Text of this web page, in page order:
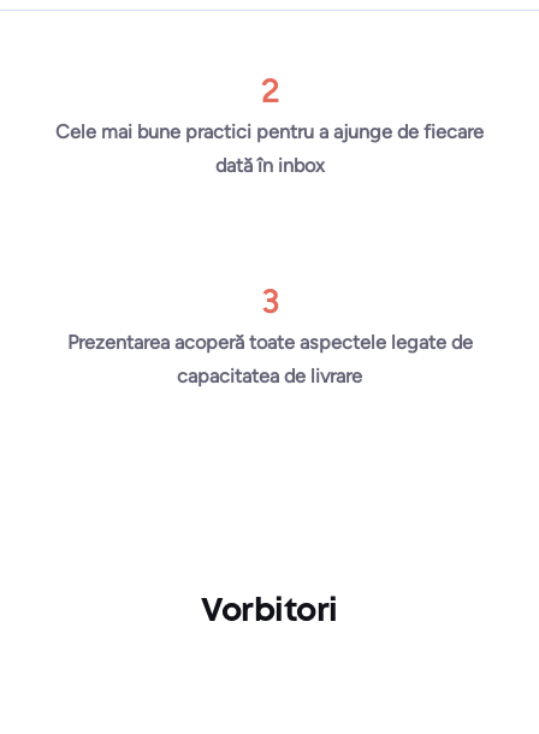
2
Cele mai bune practici pentru a ajunge de fiecare
dată în inbox
3
Prezentarea acoperă toate aspectele legate de
capacitatea de livrare
Vorbitori